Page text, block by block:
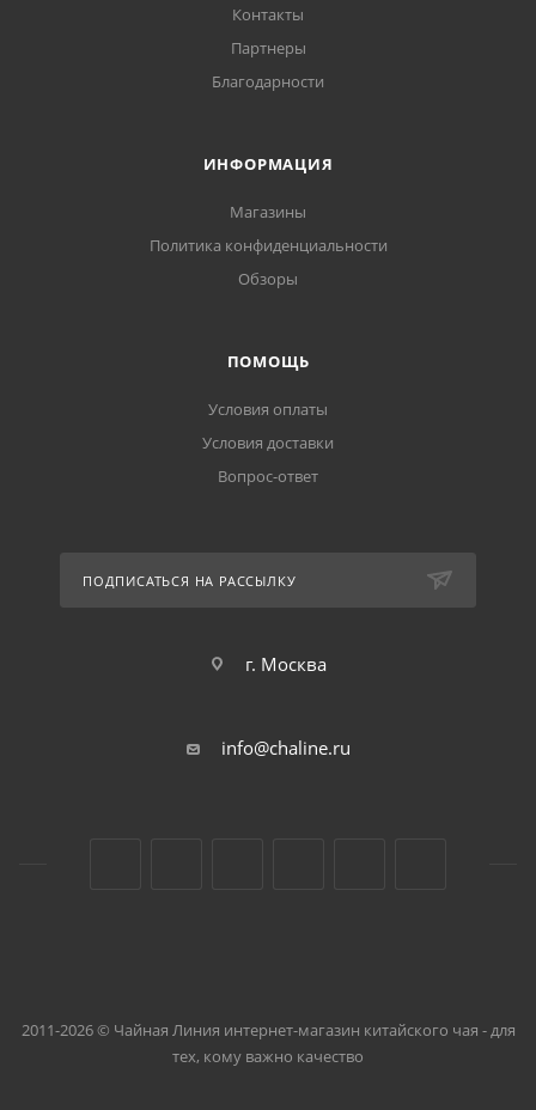
Контакты
Партнеры
Благодарности
ИНФОРМАЦИЯ
Магазины
Политика конфиденциальности
Обзоры
ПОМОЩЬ
Условия оплаты
Условия доставки
Вопрос-ответ
ПОДПИСАТЬСЯ НА РАССЫЛКУ
г. Москва
info@chaline.ru
2011-2026 © Чайная Линия интернет-магазин китайского чая - для
тех, кому важно качество